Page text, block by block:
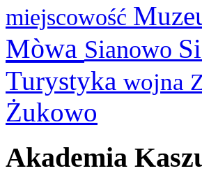
miejscowość
Mòwa Sianowo
Turystyka wojna
Żukowo
Akademia